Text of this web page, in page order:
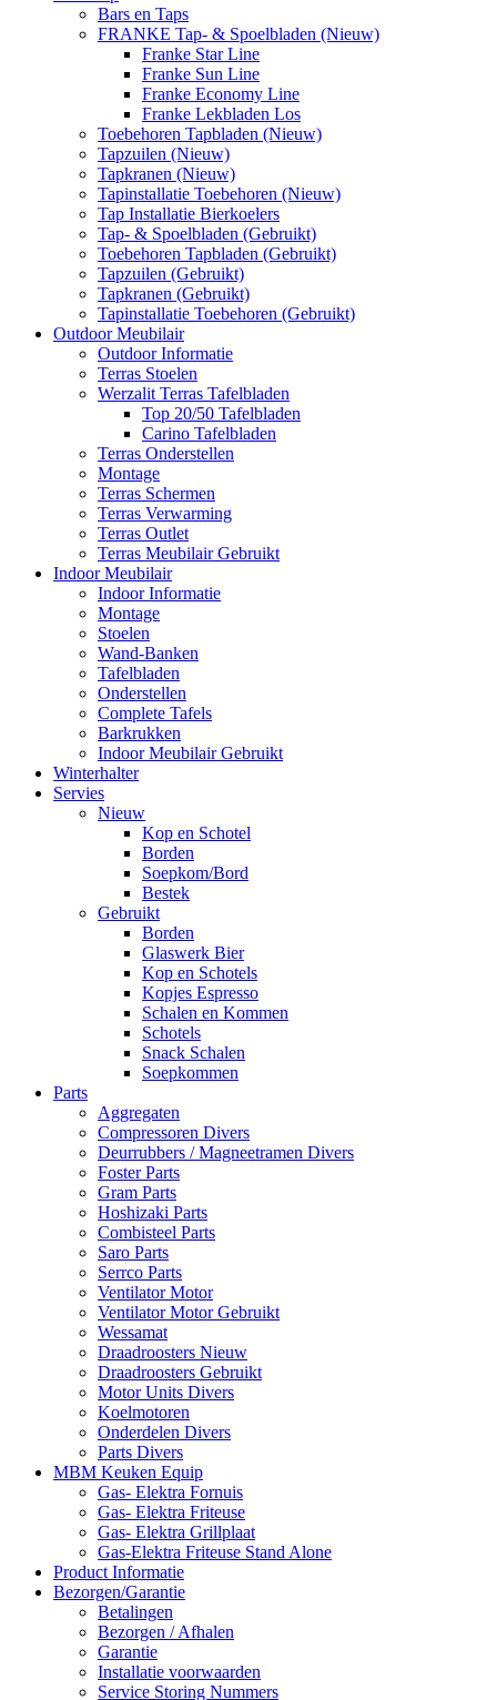
Bars en Taps
FRANKE Tap- & Spoelbladen (Nieuw)
Franke Star Line
Franke Sun Line
Franke Economy Line
Franke Lekbladen Los
Toebehoren Tapbladen (Nieuw)
Tapzuilen (Nieuw)
Tapkranen (Nieuw)
Tapinstallatie Toebehoren (Nieuw)
Tap Installatie Bierkoelers
Tap- & Spoelbladen (Gebruikt)
Toebehoren Tapbladen (Gebruikt)
Tapzuilen (Gebruikt)
Tapkranen (Gebruikt)
Tapinstallatie Toebehoren (Gebruikt)
Outdoor Meubilair
Outdoor Informatie
Terras Stoelen
Werzalit Terras Tafelbladen
Top 20/50 Tafelbladen
Carino Tafelbladen
Terras Onderstellen
Montage
Terras Schermen
Terras Verwarming
Terras Outlet
Terras Meubilair Gebruikt
Indoor Meubilair
Indoor Informatie
Montage
Stoelen
Wand-Banken
Tafelbladen
Onderstellen
Complete Tafels
Barkrukken
Indoor Meubilair Gebruikt
Winterhalter
Servies
Nieuw
Kop en Schotel
Borden
Soepkom/Bord
Bestek
Gebruikt
Borden
Glaswerk Bier
Kop en Schotels
Kopjes Espresso
Schalen en Kommen
Schotels
Snack Schalen
Soepkommen
Parts
Aggregaten
Compressoren Divers
Deurrubbers / Magneetramen Divers
Foster Parts
Gram Parts
Hoshizaki Parts
Combisteel Parts
Saro Parts
Serrco Parts
Ventilator Motor
Ventilator Motor Gebruikt
Wessamat
Draadroosters Nieuw
Draadroosters Gebruikt
Motor Units Divers
Koelmotoren
Onderdelen Divers
Parts Divers
MBM Keuken Equip
Gas- Elektra Fornuis
Gas- Elektra Friteuse
Gas- Elektra Grillplaat
Gas-Elektra Friteuse Stand Alone
Product Informatie
Bezorgen/Garantie
Betalingen
Bezorgen / Afhalen
Garantie
Installatie voorwaarden
Service Storing Nummers